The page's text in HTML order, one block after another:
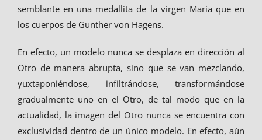
semblante en una medallita de la virgen María que en
los cuerpos de Gunther von Hagens.
En efecto, un modelo nunca se desplaza en dirección al
Otro de manera abrupta, sino que se van mezclando,
yuxtaponiéndose, infiltrándose, transformándose
gradualmente uno en el Otro, de tal modo que en la
actualidad, la imagen del Otro nunca se encuentra con
exclusividad dentro de un único modelo. En efecto, aún